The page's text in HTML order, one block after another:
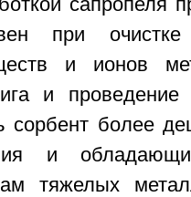
сапропеля
при
и ионов
и
сорбент более
и
тяжелых